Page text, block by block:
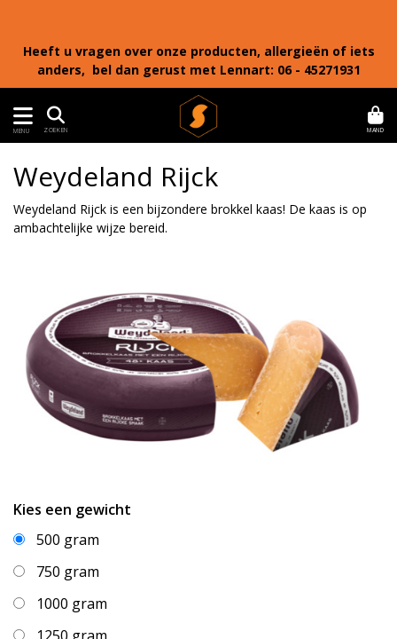
Heeft u vragen over onze producten, allergieën of iets
anders, bel dan gerust met Lennart: 06 - 45271931
MENU ZOEKEN MAND
Weydeland Rijck
Weydeland Rijck is een bijzondere brokkel kaas! De kaas is op
ambachtelijke wijze bereid.
Kies een gewicht
500 gram
750 gram
1000 gram